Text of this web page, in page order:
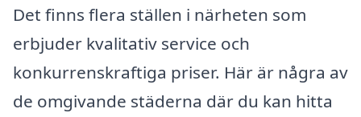
Det finns flera ställen i närheten som
erbjuder kvalitativ service och
konkurrenskraftiga priser. Här är några av
de omgivande städerna där du kan hitta